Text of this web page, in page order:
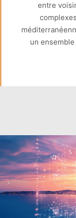
entre
un